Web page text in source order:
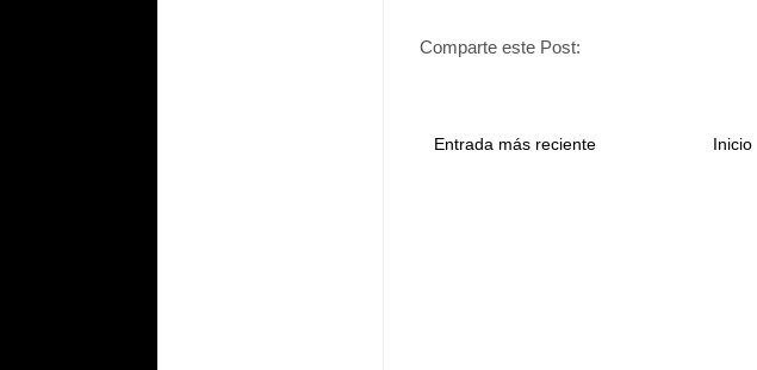
Comparte este Post:
Entrada más reciente Inicio